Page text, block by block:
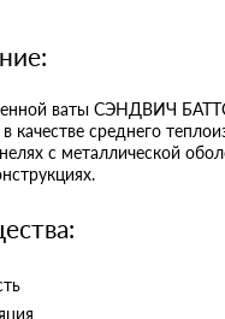
ваты СЭНДВИЧ
качестве среднего
с металлической